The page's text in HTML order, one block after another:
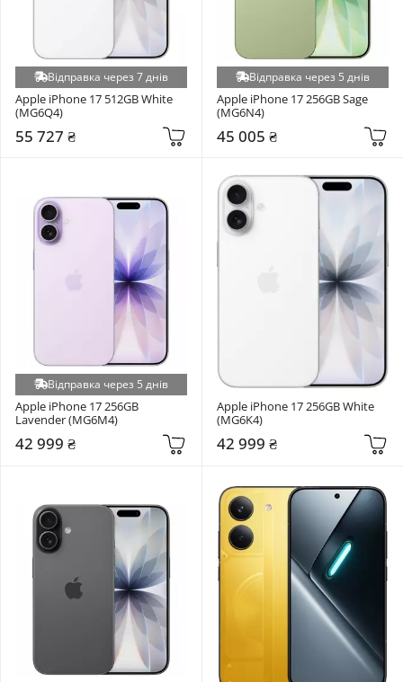
Відправка через 7 днів
Apple iPhone 17 512GB White
(MG6Q4)
55 727 ₴
Відправка через 5 днів
Apple iPhone 17 256GB Sage
(MG6N4)
45 005 ₴
Відправка через 5 днів
Apple iPhone 17 256GB
Lavender (MG6M4)
42 999 ₴
Apple iPhone 17 256GB White
(MG6K4)
42 999 ₴